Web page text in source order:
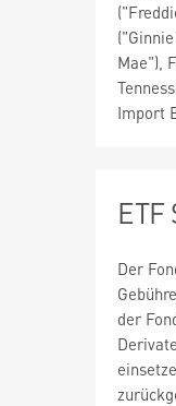
Mae"),
Import
Der
der